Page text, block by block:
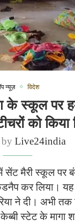
न्यूज़ विदेश
के स्कूल पर
को
byLive24india
मैरी स्कूल पर
कर लिया। यह
ने दी। अभी
स्टेट के मागा